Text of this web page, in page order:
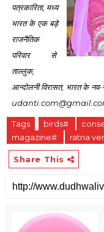
पत्रकारिता, मध्य
भारत के एक बड़े
राजनैतिक
परिवार से
ताल्लुक,
आन्दोलनी विरासत, भारत के नव-
Tags birds#
magazine#
ratna
Share This